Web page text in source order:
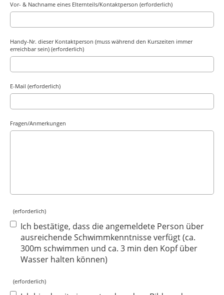
Vor- & Nachname eines Elternteils/Kontaktperson (erforderlich)
Handy-Nr. dieser Kontaktperson (muss während den Kurszeiten immer
erreichbar sein) (erforderlich)
E-Mail (erforderlich)
Fragen/Anmerkungen
(erforderlich)
Ich bestätige, dass die angemeldete Person über
ausreichende Schwimmkenntnisse verfügt (ca.
300m schwimmen und ca. 3 min den Kopf über
Wasser halten können)
(erforderlich)